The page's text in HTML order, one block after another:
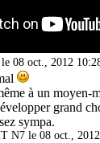
le 08 oct., 2012
à un moyen-
grand
sympa.
N7 le 08 oct.,